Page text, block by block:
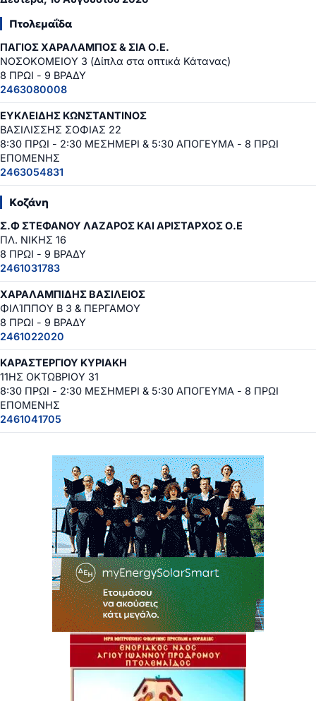
Πτολεμαΐδα
ΠΑΓΙΟΣ ΧΑΡΑΛΑΜΠΟΣ & ΣΙΑ Ο.Ε.
ΝΟΣΟΚΟΜΕΙΟΥ 3 (Δίπλα στα οπτικά Κάτανας)
8 ΠΡΩΙ - 9 ΒΡΑΔΥ
2463080008
ΕΥΚΛΕΙΔΗΣ ΚΩΝΣΤΑΝΤΙΝΟΣ
ΒΑΣΙΛΙΣΣΗΣ ΣΟΦΙΑΣ 22
8:30 ΠΡΩΙ - 2:30 ΜΕΣΗΜΕΡΙ & 5:30 ΑΠΟΓΕΥΜΑ - 8 ΠΡΩΙ
ΕΠΟΜΕΝΗΣ
2463054831
Κοζάνη
Σ.Φ ΣΤΕΦΑΝΟΥ ΛΑΖΑΡΟΣ ΚΑΙ ΑΡΙΣΤΑΡΧΟΣ Ο.Ε
ΠΛ. ΝΙΚΗΣ 16
8 ΠΡΩΙ - 9 ΒΡΑΔΥ
2461031783
ΧΑΡΑΛΑΜΠΙΔΗΣ ΒΑΣΙΛΕΙΟΣ
ΦΙΛΊΠΠΟΥ Β 3 & ΠΕΡΓΑΜΟΥ
8 ΠΡΩΙ - 9 ΒΡΑΔΥ
2461022020
ΚΑΡΑΣΤΕΡΓΙΟΥ ΚΥΡΙΑΚΗ
11ΗΣ ΟΚΤΩΒΡΙΟΥ 31
8:30 ΠΡΩΙ - 2:30 ΜΕΣΗΜΕΡΙ & 5:30 ΑΠΟΓΕΥΜΑ - 8 ΠΡΩΙ
ΕΠΟΜΕΝΗΣ
2461041705